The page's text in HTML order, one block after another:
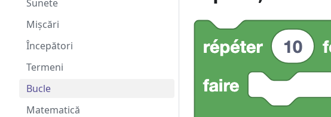
Sunete
Mișcări
Începători
Termeni
Bucle
Matematică